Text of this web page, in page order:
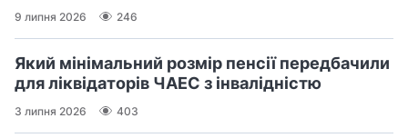
9 липня 2026 246
Який мінімальний розмір пенсії передбачили
для ліквідаторів ЧАЕС з інвалідністю
3 липня 2026 403